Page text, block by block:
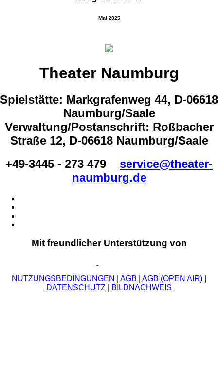
Mai 2025
Theater Naumburg
Spielstätte: Markgrafenweg 44, D-06618
Naumburg/Saale
Verwaltung/Postanschrift: Roßbacher
Straße 12, D-06618 Naumburg/Saale
+49-3445 - 273 479
service@theater-
naumburg.de
Mit freundlicher Unterstützung von
NUTZUNGSBEDINGUNGEN AGB AGB (OPEN AIR)
DATENSCHUTZ
BILDNACHWEIS